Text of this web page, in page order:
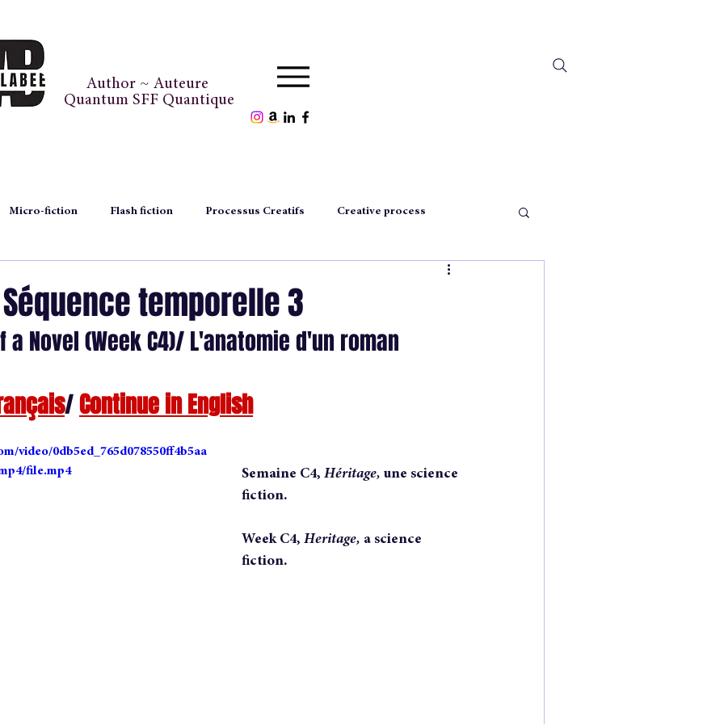
Author ~ Auteure
Quantum SFF Quantique
Micro-fiction Flash fiction Processus Creatifs Creative process
magazine inédiconte exclusitale Noël Christmas
nouvelle short story conversation
vie d'auteure
temporelle 3
a Novel (Week C4)/ L'anatomie d'un roman
/ Continue in English
video/0db5ed_765d078550ff4b5aa
file.mp4
Semaine C4, Héritage, une science
fiction.
Week C4, Heritage, a science
fiction.